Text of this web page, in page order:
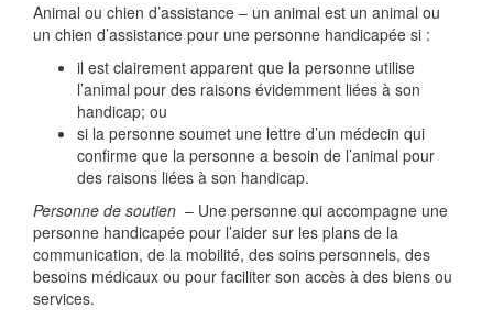
Animal ou chien d’assistance – un animal est un animal ou
un chien d’assistance pour une personne handicapée si :
il est clairement apparent que la personne utilise
l’animal pour des raisons évidemment liées à son
handicap; ou
si la personne soumet une lettre d’un médecin qui
confirme que la personne a besoin de l’animal pour
des raisons liées à son handicap.
Personne de soutien – Une personne qui accompagne une
personne handicapée pour l’aider sur les plans de la
communication, de la mobilité, des soins personnels, des
besoins médicaux ou pour faciliter son accès à des biens ou
services.